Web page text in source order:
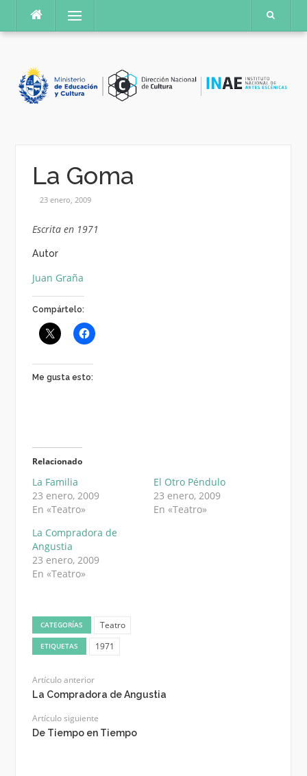
contenido
Menú
La Goma
23 enero, 2009
Escrita en 1971
Autor
Juan Graña
Compártelo:
Me gusta esto:
Relacionado
La Familia
23 enero, 2009
En «Teatro»
El Otro Péndulo
23 enero, 2009
En «Teatro»
La Compradora de
Angustia
23 enero, 2009
En «Teatro»
CATEGORÍAS Teatro
ETIQUETAS 1971
Artículo anterior
La Compradora de Angustia
Artículo siguiente
De Tiempo en Tiempo